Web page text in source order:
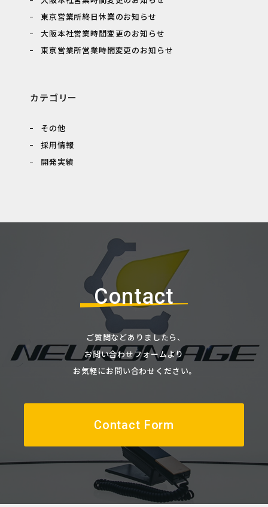
東京営業所終日休業のお知らせ
大阪本社営業時間変更のお知らせ
東京営業所営業時間変更のお知らせ
カテゴリー
その他
採用情報
開発実績
Contact
ご質問などありましたら、
お問い合わせフォームより
お気軽にお問い合わせください。
Contact Form